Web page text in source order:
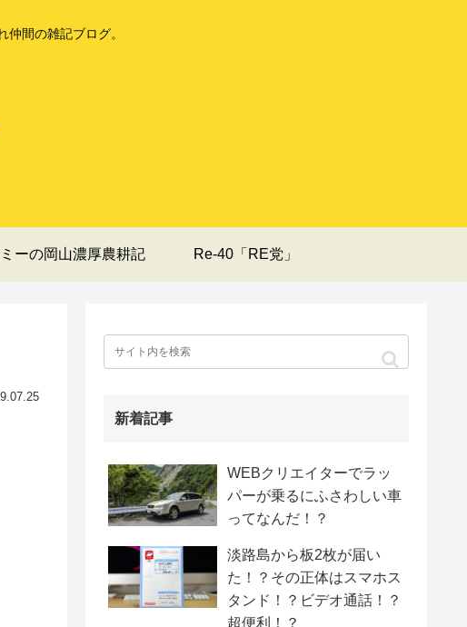
間の雑記ブログ。
ーの岡山濃厚農耕記 Re-40「RE党」
新着記事
WEBクリエイターでラッ
パーが乗るにふさわしい車
ってなんだ！？
淡路島から板2枚が届い
た！？その正体はスマホス
タンド！？ビデオ通話！？
超便利！？